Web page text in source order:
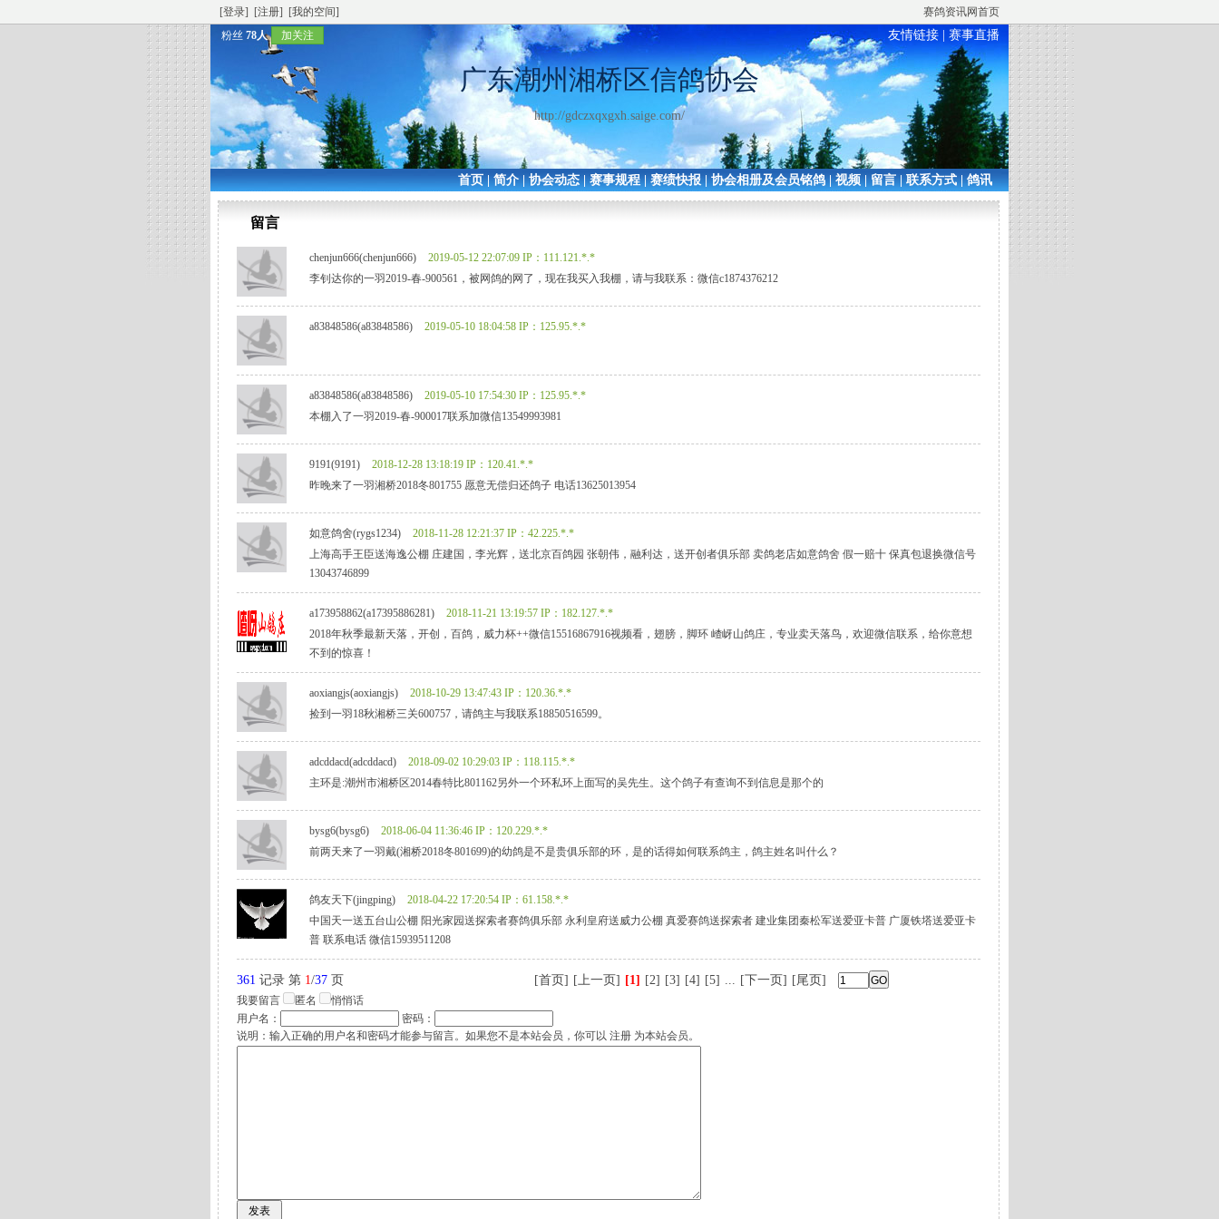
[登录] [注册] [我的空间]
赛鸽资讯网首页
粉丝 78人 加关注 友情链接 赛事直播
广东潮州湘桥区信鸽协会
http://gdczxqxgxh.saige.com/
首页|简介|协会动态|赛事规程|赛绩快报|协会相册及会员铭鸽|视频|留言|联系方式|鸽讯
留言
chenjun666(chenjun666) 2019-05-12 22:07:09 IP：111.121.*.*
李钊达你的一羽2019-春-900561，被网鸽的网了，现在我买入我棚，请与我联系：微信c1874376212
a83848586(a83848586) 2019-05-10 18:04:58 IP：125.95.*.*
a83848586(a83848586) 2019-05-10 17:54:30 IP：125.95.*.*
本棚入了一羽2019-春-900017联系加微信13549993981
9191(9191) 2018-12-28 13:18:19 IP：120.41.*.*
昨晚来了一羽湘桥2018冬801755 愿意无偿归还鸽子 电话13625013954
如意鸽舍(rygs1234) 2018-11-28 12:21:37 IP：42.225.*.*
上海高手王臣送海逸公棚 庄建国，李光辉，送北京百鸽园 张朝伟，融利达，送开创者俱乐部 卖鸽老店如意鸽舍 假一赔十 保真包退换微信号
13043746899
a173958862(a17395886281) 2018-11-21 13:19:57 IP：182.127.*.*
2018年秋季最新天落，开创，百鸽，威力杯++微信15516867916视频看，翅膀，脚环 嵖岈山鸽庄，专业卖天落鸟，欢迎微信联系，给你意想
不到的惊喜！
aoxiangjs(aoxiangjs) 2018-10-29 13:47:43 IP：120.36.*.*
捡到一羽18秋湘桥三关600757，请鸽主与我联系18850516599。
adcddacd(adcddacd) 2018-09-02 10:29:03 IP：118.115.*.*
主环是:潮州市湘桥区2014春特比801162另外一个环私环上面写的吴先生。这个鸽子有查询不到信息是那个的
bysg6(bysg6) 2018-06-04 11:36:46 IP：120.229.*.*
前两天来了一羽戴(湘桥2018冬801699)的幼鸽是不是贵俱乐部的环，是的话得如何联系鸽主，鸽主姓名叫什么？
鸽友天下(jingping) 2018-04-22 17:20:54 IP：61.158.*.*
中国天一送五台山公棚 阳光家园送探索者赛鸽俱乐部 永利皇府送威力公棚 真爱赛鸽送探索者 建业集团秦松军送爱亚卡普 广厦铁塔送爱亚卡
普 联系电话 微信15939511208
361 记录 第 1/37 页 [首页] [上一页] [1] [2] [3] [4] [5] ... [下一页] [尾页]
我要留言 匿名
悄悄话
用户名：
密码：
说明：输入正确的用户名和密码才能参与留言。如果您不是本站会员，你可以 注册 为本站会员。